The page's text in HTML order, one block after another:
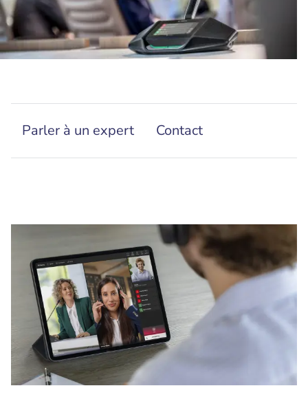
Parler à un expert Contact